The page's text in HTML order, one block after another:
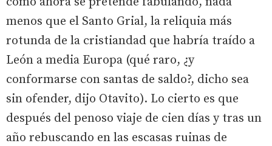
menos que el Santo Grial, la reliquia más
rotunda de la cristiandad que habría traído a
León a media Europa (qué raro, ¿y
conformarse con santas de saldo?, dicho sea
sin ofender, dijo Otavito). Lo cierto es que
después del penoso viaje de cien días y tras un
año rebuscando en las escasas ruinas de